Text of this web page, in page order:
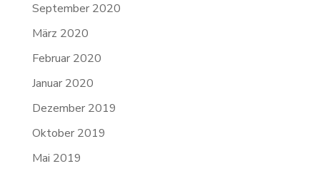
September 2020
März 2020
Februar 2020
Januar 2020
Dezember 2019
Oktober 2019
Mai 2019